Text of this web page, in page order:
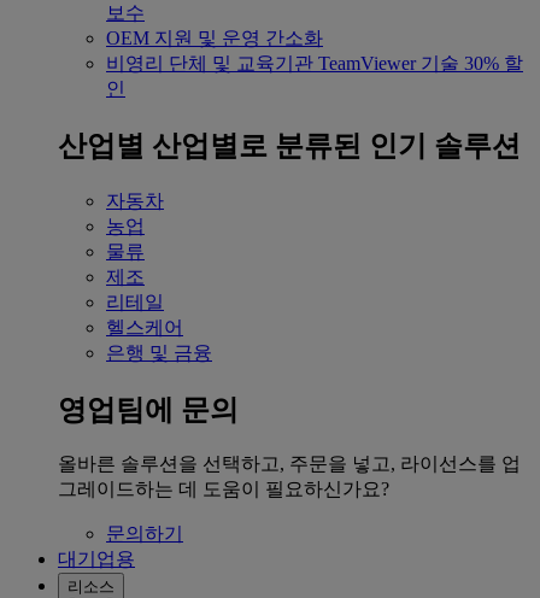
보수
OEM 지원 및 운영 간소화
비영리 단체 및 교육기관 TeamViewer 기술 30% 할
인
산업별 산업별로 분류된 인기 솔루션
자동차
농업
물류
제조
리테일
헬스케어
은행 및 금융
영업팀에 문의
올바른 솔루션을 선택하고, 주문을 넣고, 라이선스를 업
그레이드하는 데 도움이 필요하신가요?
문의하기
대기업용
리소스